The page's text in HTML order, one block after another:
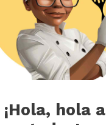
¡Hola, hola a